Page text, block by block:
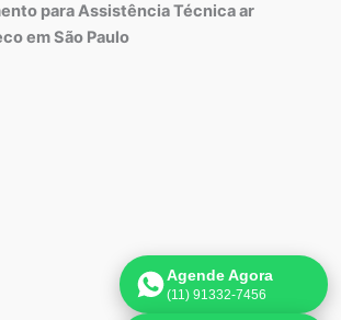
para Assistência Técnica ar
em São Paulo
Agende Agora
(11) 91332-7456